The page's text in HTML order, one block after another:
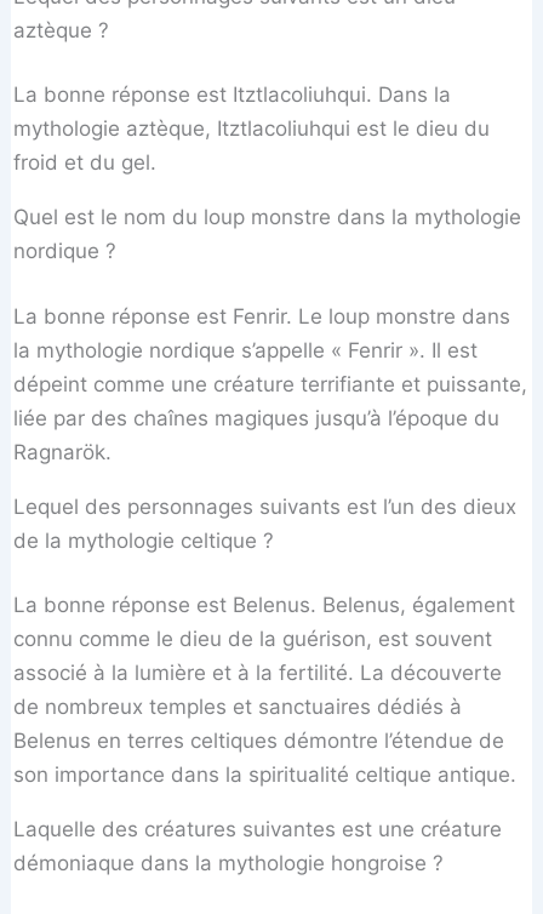
aztèque ?
La bonne réponse est Itztlacoliuhqui. Dans la
mythologie aztèque, Itztlacoliuhqui est le dieu du
froid et du gel.
Quel est le nom du loup monstre dans la mythologie
nordique ?
La bonne réponse est Fenrir. Le loup monstre dans
la mythologie nordique s’appelle « Fenrir ». Il est
dépeint comme une créature terrifiante et puissante,
liée par des chaînes magiques jusqu’à l’époque du
Ragnarök.
Lequel des personnages suivants est l’un des dieux
de la mythologie celtique ?
La bonne réponse est Belenus. Belenus, également
connu comme le dieu de la guérison, est souvent
associé à la lumière et à la fertilité. La découverte
de nombreux temples et sanctuaires dédiés à
Belenus en terres celtiques démontre l’étendue de
son importance dans la spiritualité celtique antique.
Laquelle des créatures suivantes est une créature
démoniaque dans la mythologie hongroise ?